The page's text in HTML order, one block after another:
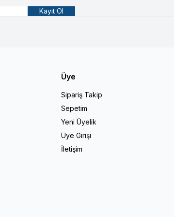
Kayıt Ol
Üye
Sipariş Takip
Sepetim
Yeni Üyelik
Üye Girişi
İletişim